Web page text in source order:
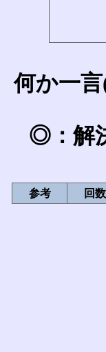
何か一
◎：解
参考 回数